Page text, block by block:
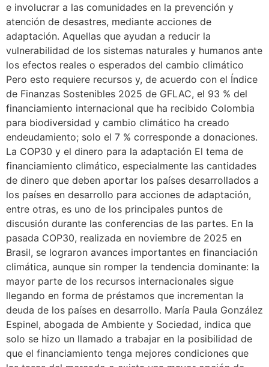
e involucrar a las comunidades en la prevención y
atención de desastres, mediante acciones de
adaptación. Aquellas que ayudan a reducir la
vulnerabilidad de los sistemas naturales y humanos ante
los efectos reales o esperados del cambio climático
Pero esto requiere recursos y, de acuerdo con el Índice
de Finanzas Sostenibles 2025 de GFLAC, el 93 % del
financiamiento internacional que ha recibido Colombia
para biodiversidad y cambio climático ha creado
endeudamiento; solo el 7 % corresponde a donaciones.
La COP30 y el dinero para la adaptación El tema de
financiamiento climático, especialmente las cantidades
de dinero que deben aportar los países desarrollados a
los países en desarrollo para acciones de adaptación,
entre otras, es uno de los principales puntos de
discusión durante las conferencias de las partes. En la
pasada COP30, realizada en noviembre de 2025 en
Brasil, se lograron avances importantes en financiación
climática, aunque sin romper la tendencia dominante: la
mayor parte de los recursos internacionales sigue
llegando en forma de préstamos que incrementan la
deuda de los países en desarrollo. María Paula González
Espinel, abogada de Ambiente y Sociedad, indica que
solo se hizo un llamado a trabajar en la posibilidad de
que el financiamiento tenga mejores condiciones que